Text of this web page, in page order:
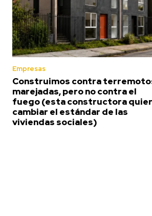
Empresas
Construimos contra
marejadas, pero no contra el
fuego (esta constructora
cambiar el estándar de las
viviendas sociales)